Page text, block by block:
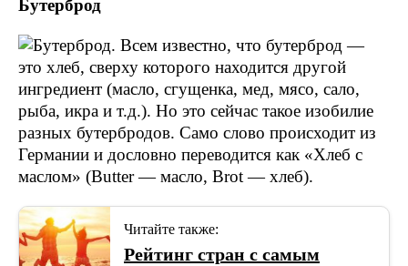
Бутерброд
Читайте также:
Рейтинг стран с самым